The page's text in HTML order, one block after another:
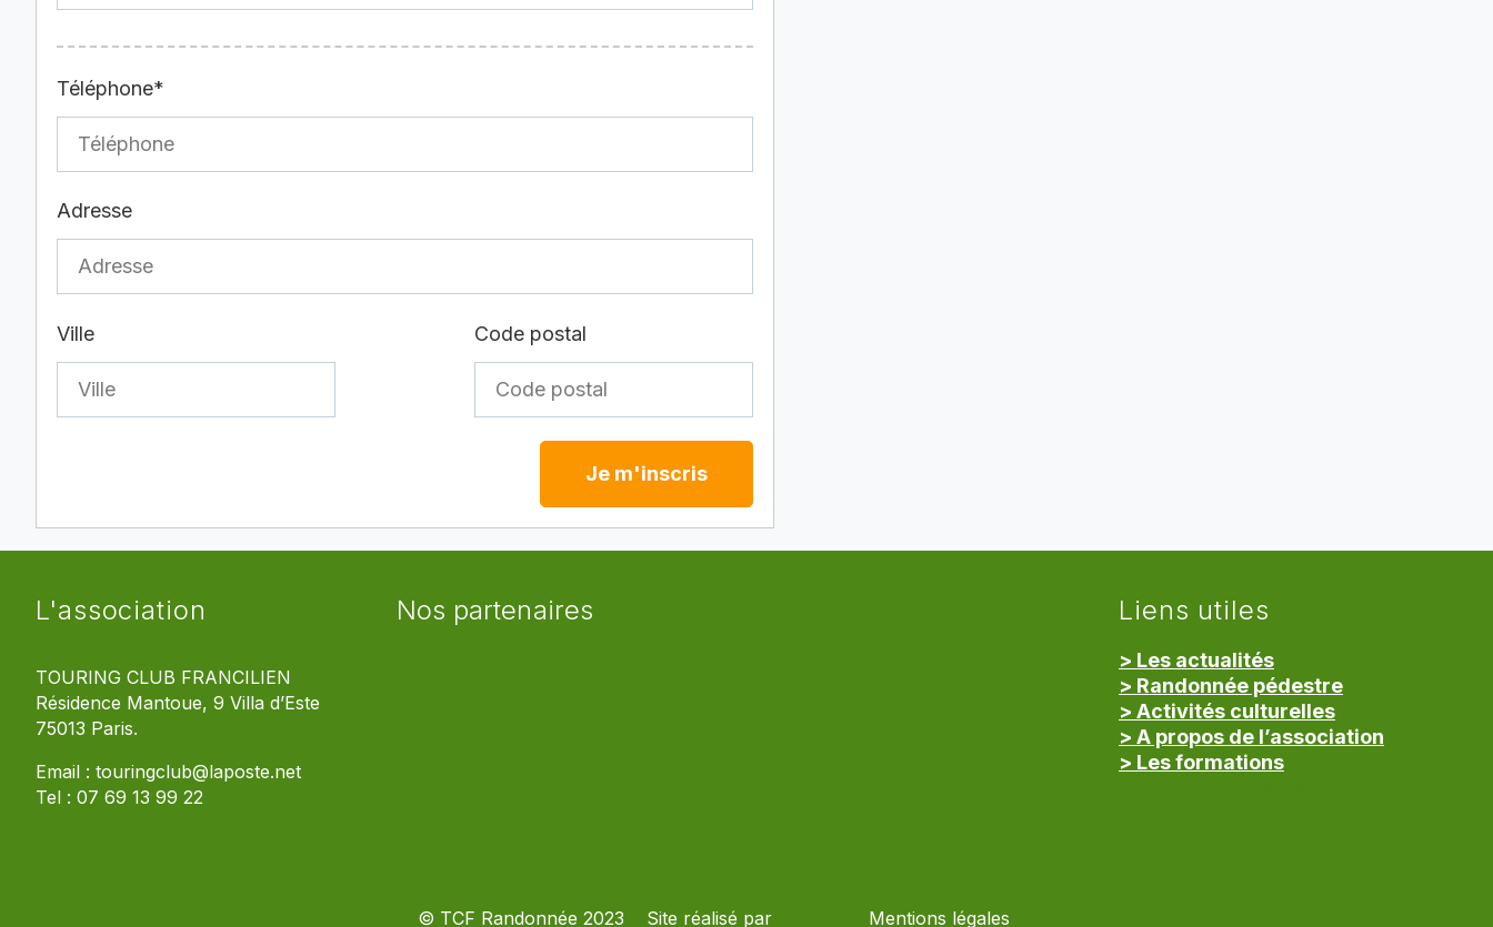
Téléphone*
Adresse
Ville Code postal
Je m'inscris
L'association
TOURING CLUB FRANCILIEN
Résidence Mantoue, 9 Villa d’Este
75013 Paris.
Email : touringclub@laposte.net
Tel : 07 69 13 99 22
Nos partenaires Liens utiles
> Les actualités
> Randonnée pédestre
> Activités culturelles
> A propos de l’association
> Les formations
© TCF Randonnée 2023 Site réalisé par Mentions légales